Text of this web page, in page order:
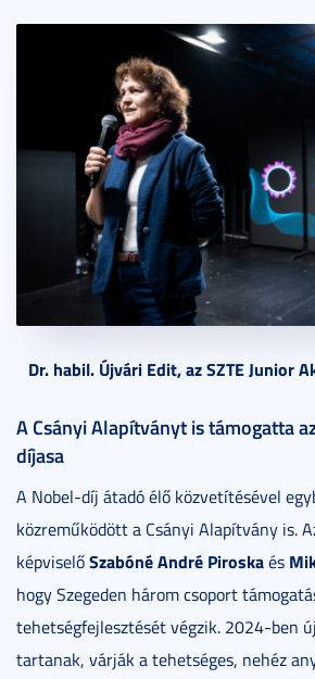
Dr. habil. Újvári Edit, az SZTE Junior
A Csányi Alapítványt is támogatta
díjasa
A Nobel-díj átadó élő közvetítésével
közreműködött a Csányi Alapítvány is.
képviselőSzabóné André Piroskaés
hogy Szegeden három csoport
tehetségfejlesztését végzik. 2024-ben
tartanak, várják a tehetséges, nehéz